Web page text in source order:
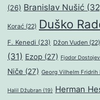
(26) Branislav Nušić
Korać (22) Duško
F. Kenedi (23) Džon Vuden (22)
(31) Ezop (27) Fjodor
Niče (27) Georg Vilhelm Fridrih
Halil Džubran (19) Herman